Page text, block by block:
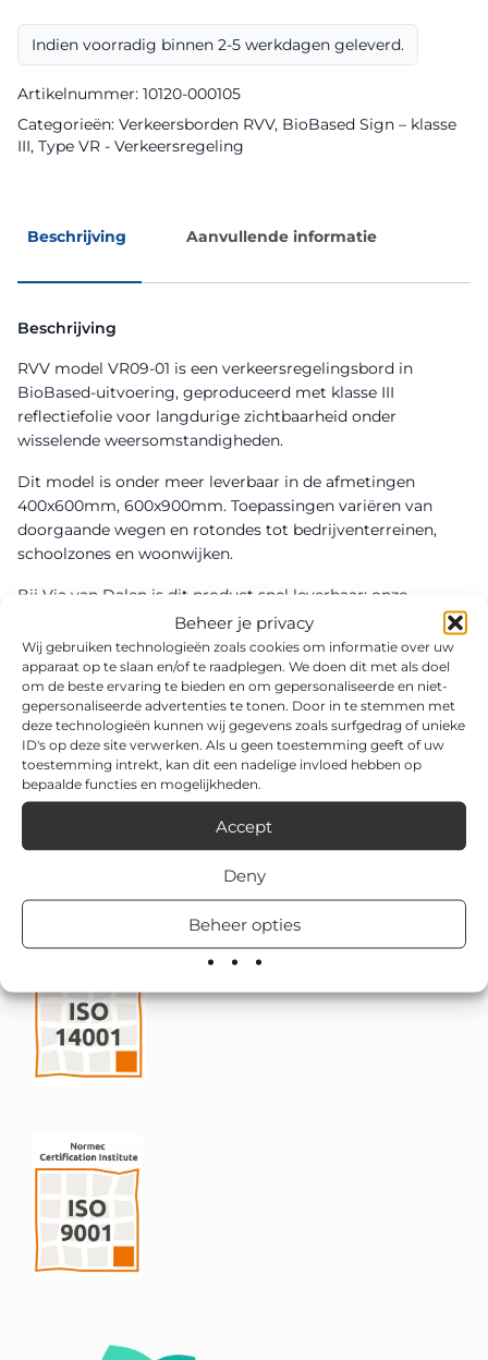
Beheer je privacy
Wij gebruiken technologieën zoals cookies om informatie over uw
apparaat op te slaan en/of te raadplegen. We doen dit met als doel
om de beste ervaring te bieden en om gepersonaliseerde en niet-
gepersonaliseerde advertenties te tonen. Door in te stemmen met
deze technologieën kunnen wij gegevens zoals surfgedrag of unieke
ID's op deze site verwerken. Als u geen toestemming geeft of uw
toestemming intrekt, kan dit een nadelige invloed hebben op
bepaalde functies en mogelijkheden.
Accept
Deny
Beheer opties
BioBased
Sign
aantal
Indien voorradig binnen 2-5 werkdagen geleverd.
Artikelnummer: 10120-000105
Categorieën: Verkeersborden RVV, BioBased Sign – klasse
III, Type VR - Verkeersregeling
Beschrijving Aanvullende informatie
Beschrijving
RVV model VR09-01 is een verkeersregelingsbord in
BioBased-uitvoering, geproduceerd met klasse III
reflectiefolie voor langdurige zichtbaarheid onder
wisselende weersomstandigheden.
Dit model is onder meer leverbaar in de afmetingen
400x600mm, 600x900mm. Toepassingen variëren van
doorgaande wegen en rotondes tot bedrijventerreinen,
schoolzones en woonwijken.
Bij Via van Dalen is dit product snel leverbaar; onze
montageploegen kunnen het ook vakkundig plaatsen.